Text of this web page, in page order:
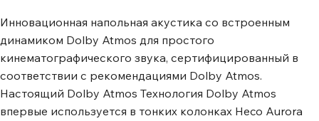
Инновационная напольная акустика со встроенным
динамиком Dolby Atmos для простого
кинематографического звука, сертифицированный в
соответствии с рекомендациями Dolby Atmos.
Настоящий Dolby Atmos Технология Dolby Atmos
впервые используется в тонких колонках Heco Aurora